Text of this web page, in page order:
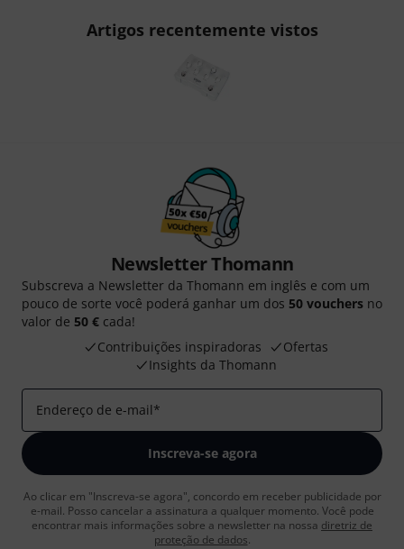
Artigos recentemente vistos
Newsletter Thomann
Subscreva a Newsletter da Thomann em inglês e com um
pouco de sorte você poderá ganhar um dos 50 vouchers no
valor de 50 € cada!
Contribuições inspiradoras
Ofertas
Insights da Thomann
Endereço de e-mail*
Inscreva-se agora
Ao clicar em "Inscreva-se agora", concordo em receber publicidade por
e-mail. Posso cancelar a assinatura a qualquer momento. Você pode
encontrar mais informações sobre a newsletter na nossa diretriz de
proteção de dados.